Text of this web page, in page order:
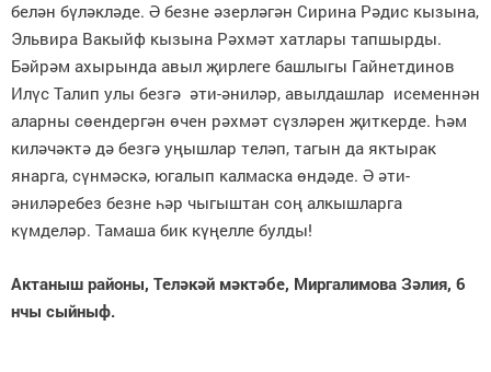
белән бүләкләде. Ә безне әзерләгән Сирина Рәдис кызына,
Эльвира Вакыйф кызына Рәхмәт хатлары тапшырды.
Бәйрәм ахырында авыл җирлеге башлыгы Гайнетдинов
Илүс Талип улы безгә әти-әниләр, авылдашлар исеменнән
аларны сөендергән өчен рәхмәт сүзләрен җиткерде. Һәм
киләчәктә дә безгә уңышлар теләп, тагын да яктырак
янарга, сүнмәскә, югалып калмаска өндәде. Ә әти-
әниләребез безне һәр чыгыштан соң алкышларга
күмделәр. Тамаша бик күңелле булды!
Актаныш районы, Теләкәй мәктәбе, Миргалимова Зәлия, 6
нчы сыйныф.